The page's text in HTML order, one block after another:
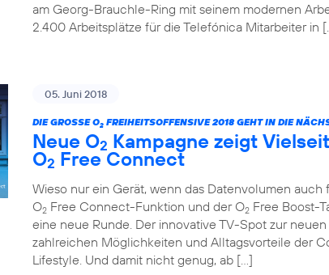
am Georg-Brauchle-Ring mit seinem modernen
2.400 Arbeitsplätze für die Telefónica Mitarbeiter in
05. Juni 2018
DIE GROSSE O 2 FREIHEITSOFFENSIVE 2018 GEHT IN DIE
Neue O2 Kampagne zeigt
O2 Free Connect
Wieso nur ein Gerät, wenn das Datenvolumen
O2 Free Connect-Funktion und der O2 Free Boost-
eine neue Runde. Der innovative TV-Spot zur neuen
zahlreichen Möglichkeiten und Alltagsvorteile der
Lifestyle. Und damit nicht genug, ab […]